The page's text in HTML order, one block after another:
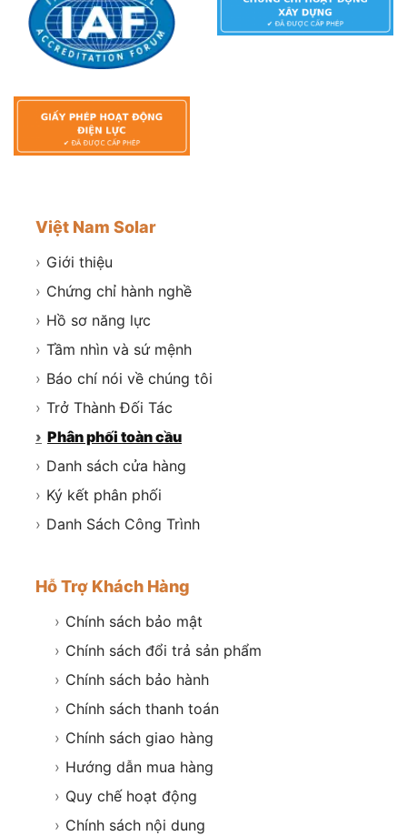
Việt Nam Solar
› Giới thiệu
› Chứng chỉ hành nghề
› Hồ sơ năng lực
› Tầm nhìn và sứ mệnh
› Báo chí nói về chúng tôi
› Trở Thành Đối Tác
› Phân phối toàn cầu
› Danh sách cửa hàng
› Ký kết phân phối
› Danh Sách Công Trình
Hỗ Trợ Khách Hàng
› Chính sách bảo mật
› Chính sách đổi trả sản phẩm
› Chính sách bảo hành
› Chính sách thanh toán
› Chính sách giao hàng
› Hướng dẫn mua hàng
› Quy chế hoạt động
› Chính sách nội dung